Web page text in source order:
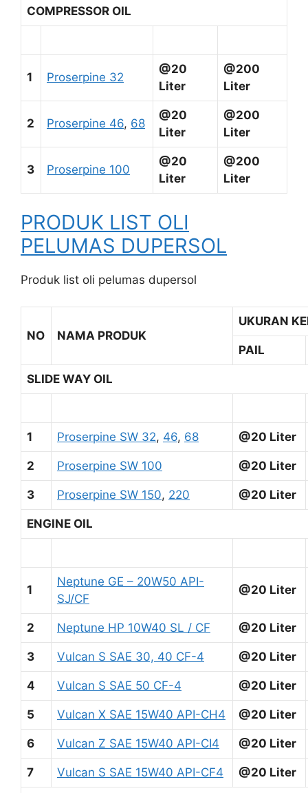
COMPRESSOR OIL
1 Proserpine 32
@20
Liter
@200
Liter
2 Proserpine 46, 68
@20
Liter
@200
Liter
3 Proserpine 100
@20
Liter
@200
Liter
PRODUK LIST OLI
PELUMAS DUPERSOL
Produk list oli pelumas dupersol
NO NAMA PRODUK
UKURAN
PAIL
SLIDE WAY OIL
1 Proserpine SW 32, 46, 68 @20 Liter
2 Proserpine SW 100 @20 Liter
3 Proserpine SW 150, 220 @20 Liter
ENGINE OIL
1
Neptune GE – 20W50 API-
SJ/CF
@20 Liter
2 Neptune HP 10W40 SL / CF @20 Liter
3 Vulcan S SAE 30, 40 CF-4 @20 Liter
4 Vulcan S SAE 50 CF-4 @20 Liter
5 Vulcan X SAE 15W40 API-CH4 @20 Liter
6 Vulcan Z SAE 15W40 API-CI4 @20 Liter
7 Vulcan S SAE 15W40 API-CF4 @20 Liter